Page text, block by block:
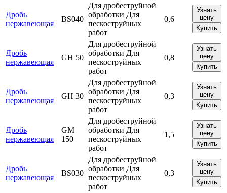
Дробь
нержавеющая
ВS040
Для дробеструйной
обработки Для
пескоструйных
работ
0,6
Узнать
цену
Купить
Дробь
нержавеющая
GH 50
Для дробеструйной
обработки Для
пескоструйных
работ
0,8
Узнать
цену
Купить
Дробь
нержавеющая
GH 30
Для дробеструйной
обработки Для
пескоструйных
работ
0,3
Узнать
цену
Купить
Дробь
нержавеющая
GM
150
Для дробеструйной
обработки Для
пескоструйных
работ
1,5
Узнать
цену
Купить
Дробь
нержавеющая
ВS030
Для дробеструйной
обработки Для
пескоструйных
работ
0,3
Узнать
цену
Купить